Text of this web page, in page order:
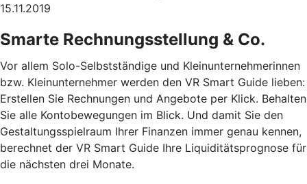
15.11.2019
Smarte Rechnungsstellung & Co.
Vor allem Solo-Selbstständige und Kleinunternehmerinnen
bzw. Kleinunternehmer werden den VR Smart Guide lieben:
Erstellen Sie Rechnungen und Angebote per Klick. Behalten
Sie alle Kontobewegungen im Blick. Und damit Sie den
Gestaltungsspielraum Ihrer Finanzen immer genau kennen,
berechnet der VR Smart Guide Ihre Liquiditätsprognose für
die nächsten drei Monate.